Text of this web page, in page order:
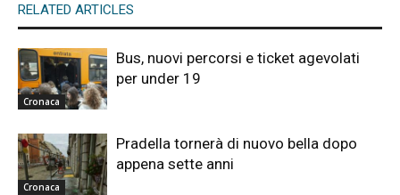
RELATED ARTICLES
Cronaca
Bus, nuovi percorsi e ticket agevolati
per under 19
Cronaca
Pradella tornerà di nuovo bella dopo
appena sette anni